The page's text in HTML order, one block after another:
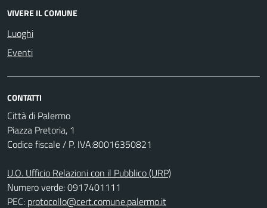
VIVERE IL COMUNE
Luoghi
Eventi
CONTATTI
Città di Palermo
Piazza Pretoria, 1
Codice fiscale / P. IVA:80016350821
U.O. Ufficio Relazioni con il Pubblico (URP)
Numero verde: 0917401111
PEC: protocollo@cert.comune.palermo.it